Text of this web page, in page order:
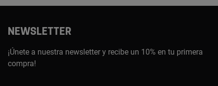
NEWSLETTER
¡Únete a nuestra newsletter y recibe un 10% en tu primera
compra!